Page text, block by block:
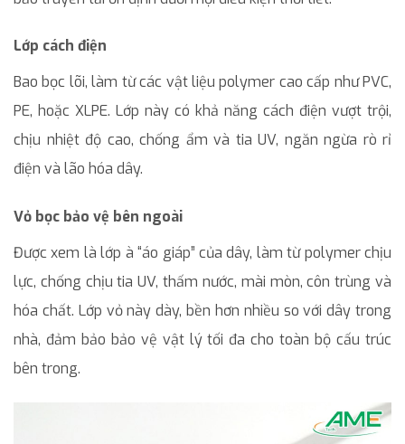
Lớp cách điện
Bao bọc lõi, làm từ các vật liệu polymer cao cấp như PVC,
PE, hoặc XLPE. Lớp này có khả năng cách điện vượt trội,
chịu nhiệt độ cao, chống ẩm và tia UV, ngăn ngừa rò rỉ
điện và lão hóa dây.
Vỏ bọc bảo vệ bên ngoài
Được xem là lớp à “áo giáp” của dây, làm từ polymer chịu
lực, chống chịu tia UV, thấm nước, mài mòn, côn trùng và
hóa chất. Lớp vỏ này dày, bền hơn nhiều so với dây trong
nhà, đảm bảo bảo vệ vật lý tối đa cho toàn bộ cấu trúc
bên trong.